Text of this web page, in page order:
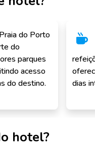
do Porto
do
parques
acesso
do destino.
dias
hotel?